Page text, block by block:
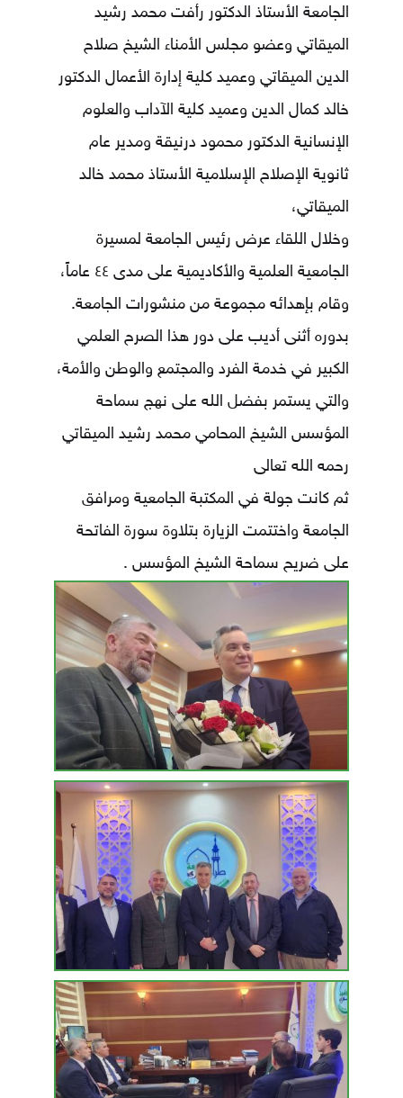
الجامعة الأستاذ الدكتور رأفت محمد رشيد
الميقاتي وعضو مجلس الأمناء الشيخ صلاح
الدين الميقاتي وعميد كلية إدارة الأعمال الدكتور
خالد كمال الدين وعميد كلية الآداب والعلوم
الإنسانية الدكتور محمود درنيقة ومدير عام
ثانوية الإصلاح الإسلامية الأستاذ محمد خالد
الميقاتي،
وخلال اللقاء عرض رئيس الجامعة لمسيرة
الجامعية العلمية والأكاديمية على مدى ٤٤ عاماً،
وقام بإهدائه مجموعة من منشورات الجامعة.
بدوره أثنى أديب على دور هذا الصرح العلمي
الكبير في خدمة الفرد والمجتمع والوطن والأمة،
والتي يستمر بفضل الله على نهج سماحة
المؤسس الشيخ المحامي محمد رشيد الميقاتي
رحمه الله تعالى
ثم كانت جولة في المكتبة الجامعية ومرافق
الجامعة واختتمت الزيارة بتلاوة سورة الفاتحة
على ضريح سماحة الشيخ المؤسس .